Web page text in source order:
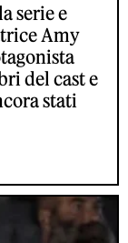
serie e
Amy
del cast e
stati